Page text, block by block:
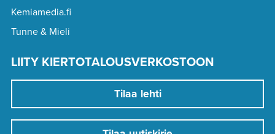
Kemiamedia.fi
Tunne & Mieli
LIITY KIERTOTALOUSVERKOSTOON
Tilaa lehti